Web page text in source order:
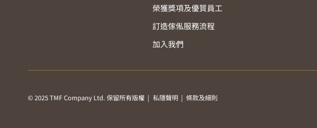
榮獲獎項及優質員工
訂造傢俬服務流程
加入我們
© 2025 TMF Company Ltd. 保留所有版權 | 私隱聲明 | 條款及細則